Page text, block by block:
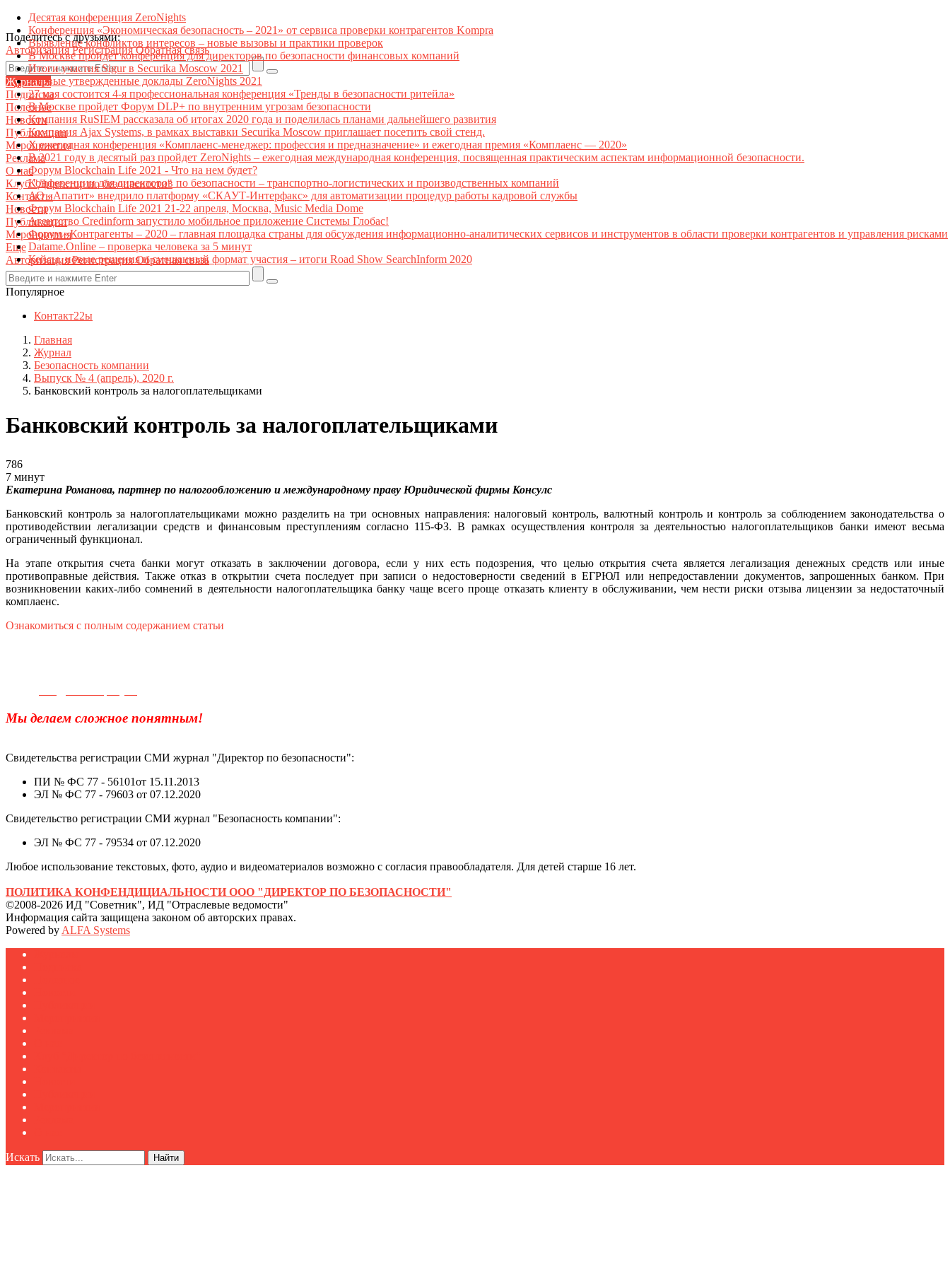
Поделитесь с друзьями:
АвторизацияРегистрацияОбратная связь
Журналы
Подписка
Полезное
Новости
Публикации
Мероприятия
Реклама
О нас
Клуб "Директор по безопасности"
Контакты
Новости
Публикации
Мероприятия
Еще
АвторизацияРегистрацияОбратная связь
Популярное
Десятая конференция ZeroNights
Конференция «Экономическая безопасность – 2021» от сервиса проверки контрагентов Kompra
Выявление конфликтов интересов – новые вызовы и практики проверок
В Москве пройдет конференция для директоров по безопасности финансовых компаний
Итоги участия Sigur в Securika Moscow 2021
Первые утвержденные доклады ZeroNights 2021
27 мая состоится 4-я профессиональная конференция «Тренды в безопасности ритейла»
В Москве пройдет Форум DLP+ по внутренним угрозам безопасности
Компания RuSIEM рассказала об итогах 2020 года и поделилась планами дальнейшего развития
Компания Ajax Systems, в рамках выставки Securika Moscow приглашает посетить свой стенд.
X ежегодная конференция «Комплаенс-менеджер: профессия и предназначение» и ежегодная премия «Комплаенс — 2020»
В 2021 году в десятый раз пройдет ZeroNights – ежегодная международная конференция, посвященная практическим аспектам информационной безопасности.
Форум Blockchain Life 2021 - Что на нем будет?
Конференции для директоров по безопасности – транспортно-логистических и производственных компаний
АО «Апатит» внедрило платформу «СКАУТ-Интерфакс» для автоматизации процедур работы кадровой службы
Форум Blockchain Life 2021 21-22 апреля, Москва, Music Media Dome
Агентство Credinform запустило мобильное приложение Системы Глобас!
Форум «Контрагенты – 2020 – главная площадка страны для обсуждения информационно-аналитических сервисов и инструментов в области проверки контрагентов и управления рисками
Datame.Online – проверка человека за 5 минут
Кейсы, новые решения и смешанный формат участия – итоги Road Show SearchInform 2020
Контакт22ы
Главная
Журнал
Безопасность компании
Выпуск № 4 (апрель), 2020 г.
Банковский контроль за налогоплательщиками
Банковский контроль за налогоплательщиками
786
7 минут
Екатерина Романова, партнер по налогообложению и международному праву Юридической фирмы Консулс
Банковский контроль за налогоплательщиками можно разделить на три основных направления: налоговый контроль, валютный контроль и контроль за соблюдением законодательства о
противодействии легализации средств и финансовым преступлениям согласно 115-ФЗ. В рамках осуществления контроля за деятельностью налогоплательщиков банки имеют весьма
ограниченный функционал.
На этапе открытия счета банки могут отказать в заключении договора, если у них есть подозрения, что целью открытия счета является легализация денежных средств или иные
противоправные действия. Также отказ в открытии счета последует при записи о недостоверности сведений в ЕГРЮЛ или непредоставлении документов, запрошенных банком. При
возникновении каких-либо сомнений в деятельности налогоплательщика банку чаще всего проще отказать клиенту в обслуживании, чем нести риски отзыва лицензии за недостаточный
комплаенс.
Ознакомиться с полным содержанием статьи
Мы делаем сложное понятным!
Свидетельства регистрации СМИ журнал "Директор по безопасности":
ПИ № ФС 77 - 56101от 15.11.2013
ЭЛ № ФС 77 - 79603 от 07.12.2020
Свидетельство регистрации СМИ журнал "Безопасность компании":
ЭЛ № ФС 77 - 79534 от 07.12.2020
Любое использование текстовых, фото, аудио и видеоматериалов возможно с согласия правообладателя. Для детей старше 16 лет.
ПОЛИТИКА КОНФЕНДИЦИАЛЬНОСТИ ООО "ДИРЕКТОР ПО БЕЗОПАСНОСТИ"
©2008-2026 ИД "Советник", ИД "Отраслевые ведомости"
Информация сайта защищена законом об авторских правах.
Powered by ALFA Systems
Искать Найти